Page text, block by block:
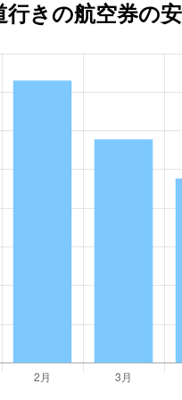
行きの航空券の